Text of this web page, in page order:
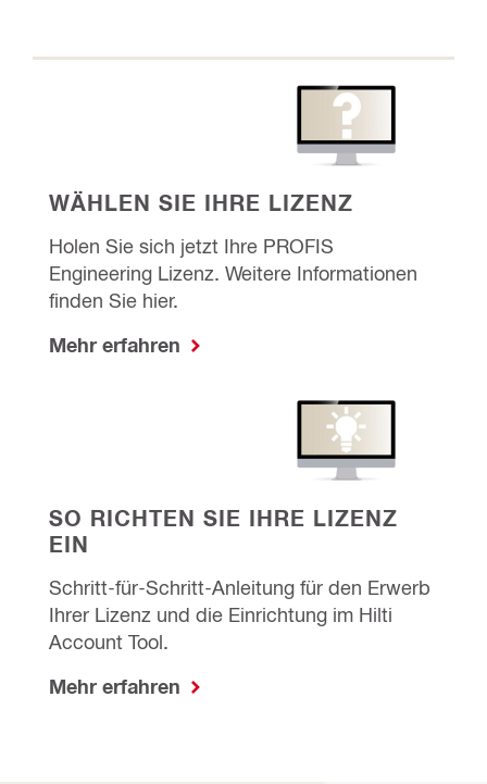
WÄHLEN SIE IHRE LIZENZ
Holen Sie sich jetzt Ihre PROFIS
Engineering Lizenz. Weitere Informationen
finden Sie hier.
Mehr erfahren
SO RICHTEN SIE IHRE LIZENZ
EIN
Schritt-für-Schritt-Anleitung für den Erwerb
Ihrer Lizenz und die Einrichtung im Hilti
Account Tool.
Mehr erfahren